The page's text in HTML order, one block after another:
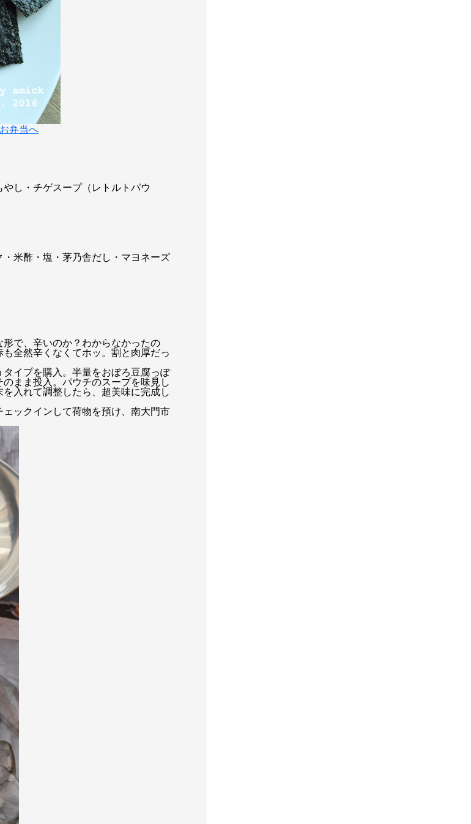
し・チゲスープ（レトルトパウ
米酢・塩・茅乃舎だし・マヨネーズ
で、辛いのか？わからなかったの
全然辛くなくてホッ。割と肉厚だっ
イプを購入。半量をおぼろ豆腐っぽ
まま投入。パウチのスープを味見し
入れて調整したら、超美味に完成し
ックインして荷物を預け、南大門市